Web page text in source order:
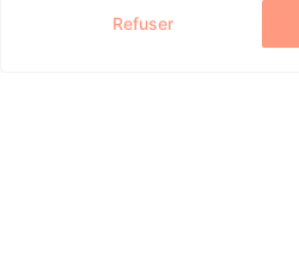
Refuser
Les protozoaires peuvent